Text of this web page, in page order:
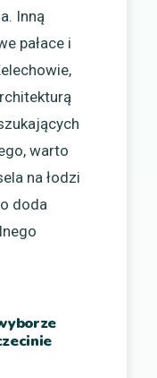
Inną
pałace i
warto
na łodzi
doda